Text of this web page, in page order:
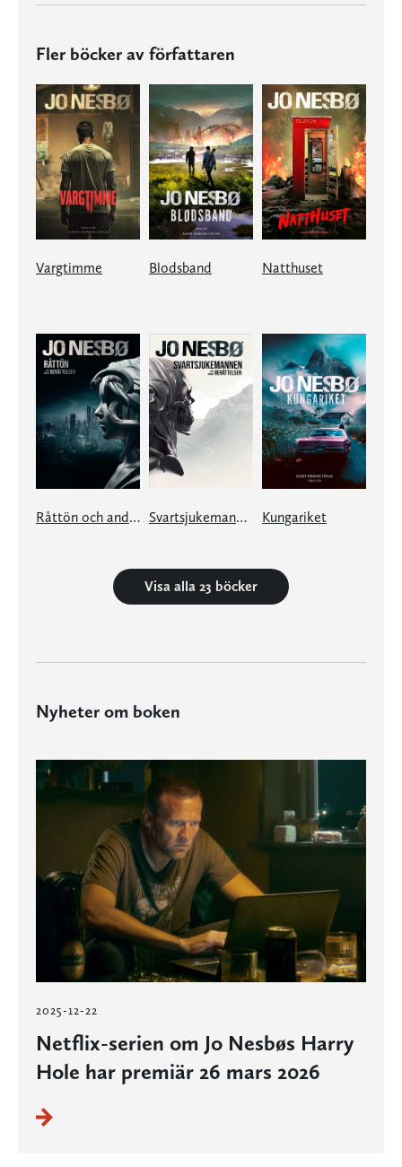
Fler böcker av författaren
Vargtimme Blodsband Natthuset
Råttön och andra berättelser Svartsjukemannen och andra berättelser Kungariket
Visa alla 23 böcker
Nyheter om boken
2025-12-22
Netflix-serien om Jo Nesbøs Harry
Hole har premiär 26 mars 2026